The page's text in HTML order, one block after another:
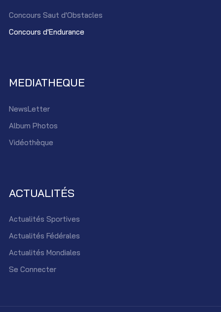
Concours Saut d'Obstacles
Concours d'Endurance
MEDIATHEQUE
NewsLetter
Album Photos
Vidéothèque
ACTUALITÉS
Actualités Sportives
Actualités Fédérales
Actualités Mondiales
Se Connecter